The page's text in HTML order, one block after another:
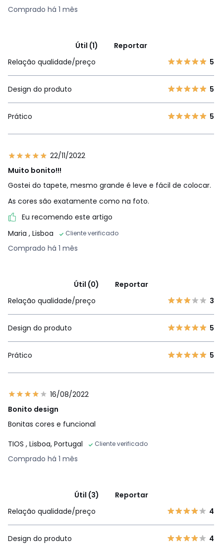
Comprado há 1 mês
Útil (1)
Reportar
Relação qualidade/preço
5
Design do produto 5
Prático 5
22/11/2022
Muito bonito!!!
Gostei do tapete, mesmo grande é leve e fácil de colocar.
As cores são exatamente como na foto.
Eu recomendo este artigo
Maria , Lisboa Cliente verificado
Comprado há 1 mês
Útil (0)
Reportar
Relação qualidade/preço
3
Design do produto 5
Prático 5
16/08/2022
Bonito design
Bonitas cores e funcional
TIOS , Lisboa, Portugal Cliente verificado
Comprado há 1 mês
Útil (3)
Reportar
Relação qualidade/preço
4
Design do produto 4